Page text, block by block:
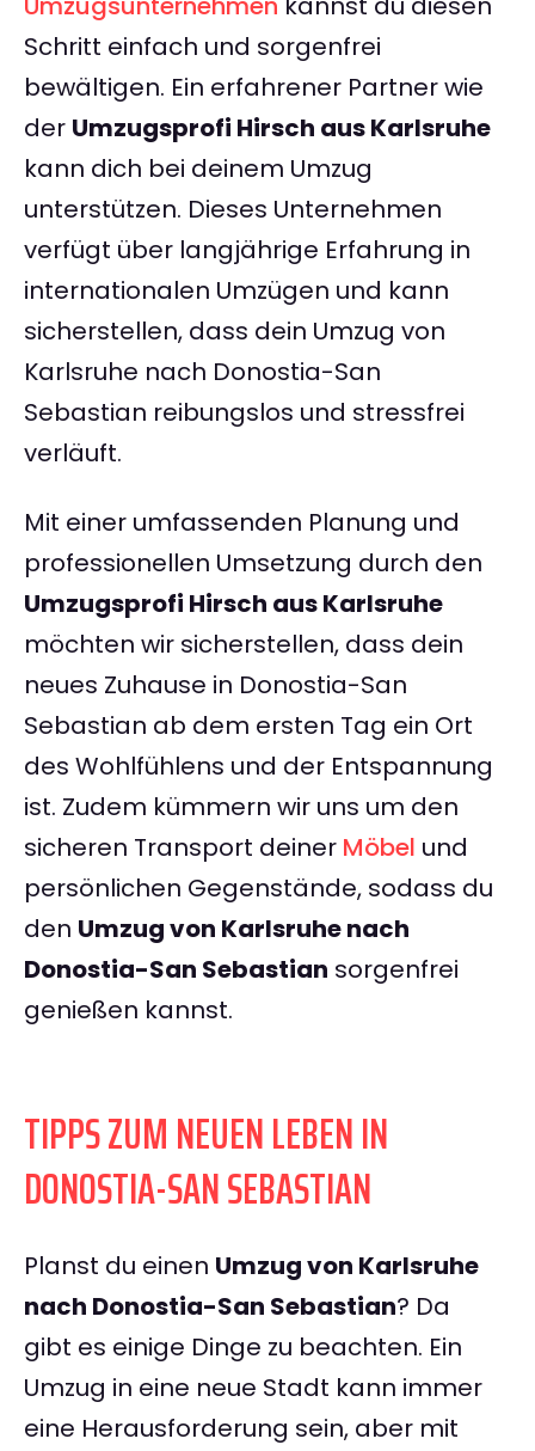
Schritt einfach und sorgenfrei
bewältigen. Ein erfahrener Partner wie
der Umzugsprofi Hirsch aus Karlsruhe
kann dich bei deinem Umzug
unterstützen. Dieses Unternehmen
verfügt über langjährige Erfahrung in
internationalen Umzügen und kann
sicherstellen, dass dein Umzug von
Karlsruhe nach Donostia-San
Sebastian reibungslos und stressfrei
verläuft.
Mit einer umfassenden Planung und
professionellen Umsetzung durch den
Umzugsprofi Hirsch aus Karlsruhe
möchten wir sicherstellen, dass dein
neues Zuhause in Donostia-San
Sebastian ab dem ersten Tag ein Ort
des Wohlfühlens und der Entspannung
ist. Zudem kümmern wir uns um den
sicheren Transport deiner Möbel und
persönlichen Gegenstände, sodass du
den Umzug von Karlsruhe nach
Donostia-San Sebastian sorgenfrei
genießen kannst.
TIPPS ZUM NEUEN LEBEN IN
DONOSTIA-SAN SEBASTIAN
Planst du einen Umzug von Karlsruhe
nach Donostia-San Sebastian? Da
gibt es einige Dinge zu beachten. Ein
Umzug in eine neue Stadt kann immer
eine Herausforderung sein, aber mit